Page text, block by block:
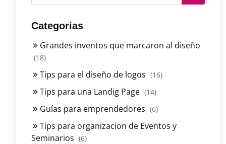
Categorias
Grandes inventos que marcaron al diseño
(18)
Tips para el diseño de logos (16)
Tips para una Landig Page (14)
Guías para emprendedores (6)
Tips para organizacion de Eventos y
Seminarios (6)